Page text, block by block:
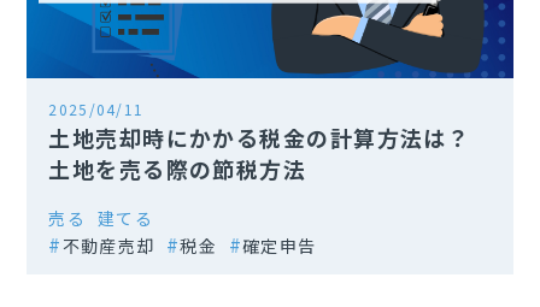
2025/04/11
土地売却時にかかる税金の計算方法は？
土地を売る際の節税方法
売る
建てる
不動産売却
税金 確定申告